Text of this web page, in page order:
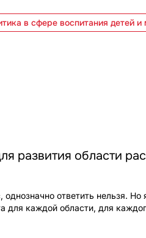
в сфере воспитания детей
развития области
однозначно ответить нельзя.
для каждой области, для